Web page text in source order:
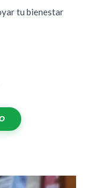
tu bienestar